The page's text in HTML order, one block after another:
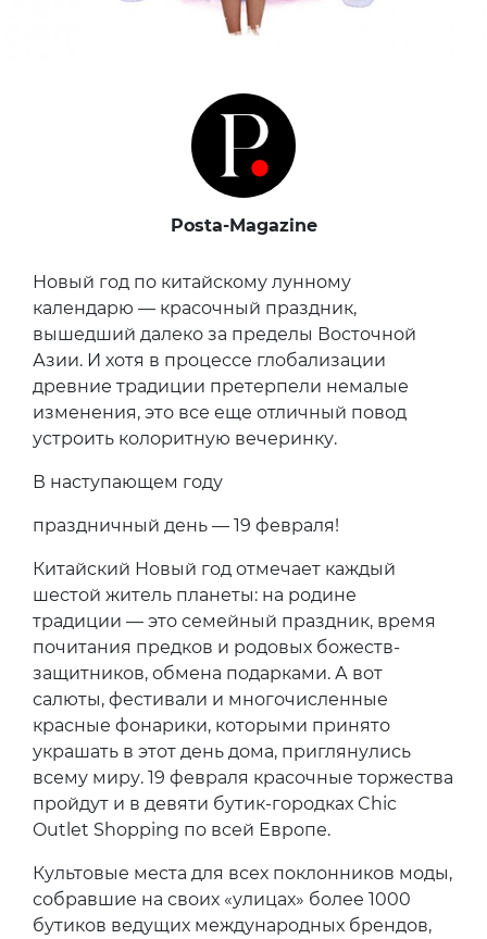
Posta-Magazine
Новый год по китайскому лунному
календарю — красочный праздник,
вышедший далеко за пределы Восточной
Азии. И хотя в процессе глобализации
древние традиции претерпели немалые
изменения, это все еще отличный повод
устроить колоритную вечеринку.
В наступающем году
праздничный день — 19 февраля!
Китайский Новый год отмечает каждый
шестой житель планеты: на родине
традиции — это семейный праздник, время
почитания предков и родовых божеств-
защитников, обмена подарками. А вот
салюты, фестивали и многочисленные
красные фонарики, которыми принято
украшать в этот день дома, приглянулись
всему миру. 19 февраля красочные торжества
пройдут и в девяти бутик-городках Chic
Outlet Shopping по всей Европе.
Культовые места для всех поклонников моды,
собравшие на своих «улицах» более 1000
бутиков ведущих международных брендов,